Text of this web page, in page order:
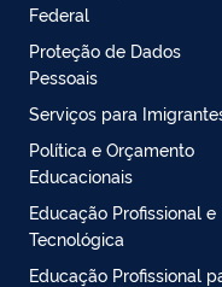
Federal
Proteção de Dados
Pessoais
Serviços para
Política e Orçamento
Educacionais
Educação Profissional e
Tecnológica
Educação Profissional